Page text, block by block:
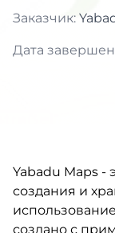
Заказчик:
Дата
Yabadu Maps -
создания и
создано с